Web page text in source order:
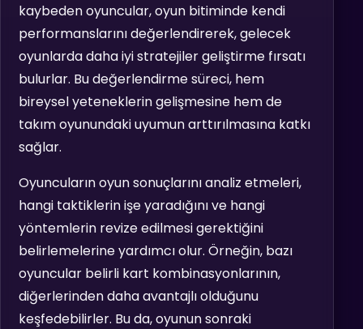
kaybeden oyuncular, oyun bitiminde kendi
performanslarını değerlendirerek, gelecek
oyunlarda daha iyi stratejiler geliştirme fırsatı
bulurlar. Bu değerlendirme süreci, hem
bireysel yeteneklerin gelişmesine hem de
takım oyunundaki uyumun arttırılmasına katkı
sağlar.
Oyuncuların oyun sonuçlarını analiz etmeleri,
hangi taktiklerin işe yaradığını ve hangi
yöntemlerin revize edilmesi gerektiğini
belirlemelerine yardımcı olur. Örneğin, bazı
oyuncular belirli kart kombinasyonlarının,
diğerlerinden daha avantajlı olduğunu
keşfedebilirler. Bu da, oyunun sonraki